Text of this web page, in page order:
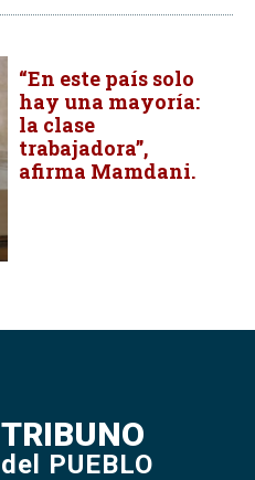
“En este país solo
hay una mayoría:
la clase
trabajadora”,
afirma Mamdani.
TRIBUNO
del PUEBLO